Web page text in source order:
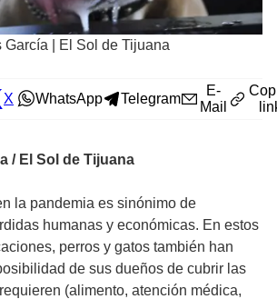
| El Sol de Tijuana
X WhatsApp Telegram
E-
Mail
/ El Sol de Tijuana
la pandemia es sinónimo de
humanas y económicas. En estos
perros y gatos también han
de sus dueños de cubrir las
(alimento, atención médica,